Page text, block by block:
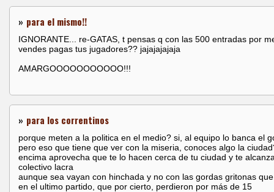
» para el mismo!!
IGNORANTE... re-GATAS, t pensas q con las 500 entradas por
vendes pagas tus jugadores?? jajajajajaja
AMARGOOOOOOOOOOO!!!
» para los correntinos
porque meten a la politica en el medio? si, al equipo lo banca el
pero eso que tiene que ver con la miseria, conoces algo la
encima aprovecha que te lo hacen cerca de tu ciudad y te
colectivo lacra
aunque sea vayan con hinchada y no con las gordas gritonas
en el ultimo partido, que por cierto, perdieron por más de 15